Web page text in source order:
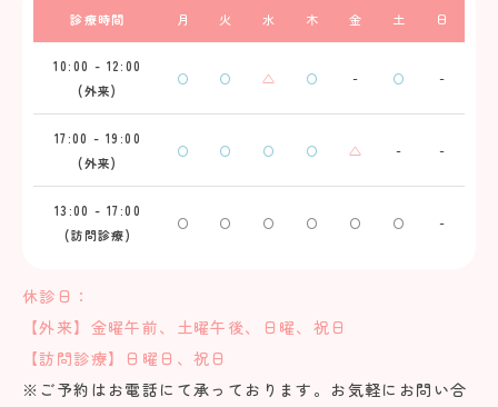
診療時間 月 火 水 木 金 土 日
10:00 - 12:00
(外来)
〇 〇 △ 〇 - 〇 -
17:00 - 19:00
(外来)
〇 〇 〇 〇 △ - -
13:00 - 17:00
(訪問診療)
〇 〇 〇 〇 〇 〇 -
休診日：
【外来】金曜午前、土曜午後、日曜、祝日
【訪問診療】日曜日、祝日
※ご予約はお電話にて承っております。お気軽にお問い合